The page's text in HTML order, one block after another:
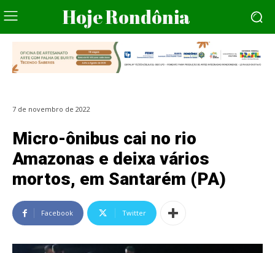
Hoje Rondônia
7 de novembro de 2022
Micro-ônibus cai no rio
Amazonas e deixa vários
mortos, em Santarém (PA)
Facebook Twitter